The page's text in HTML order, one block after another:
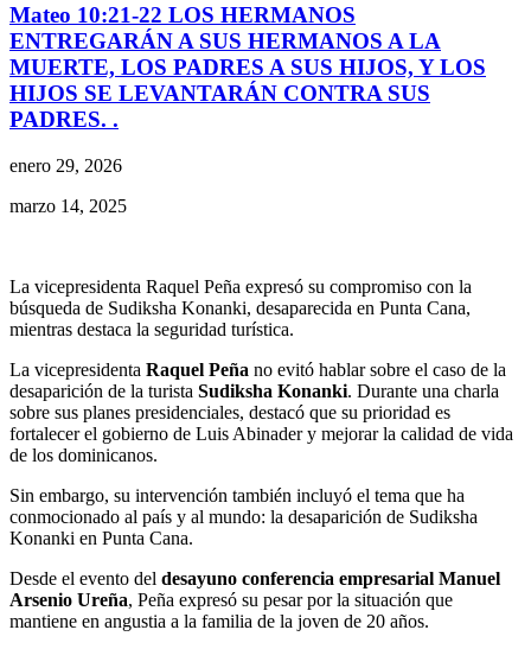
Mateo 10:21-22 LOS HERMANOS
ENTREGARÁN A SUS HERMANOS A LA
MUERTE, LOS PADRES A SUS HIJOS, Y LOS
HIJOS SE LEVANTARÁN CONTRA SUS
PADRES. .
enero 29, 2026
marzo 14, 2025
La vicepresidenta Raquel Peña expresó su compromiso con la
búsqueda de Sudiksha Konanki, desaparecida en Punta Cana,
mientras destaca la seguridad turística.
La vicepresidenta Raquel Peña no evitó hablar sobre el caso de la
desaparición de la turista Sudiksha Konanki. Durante una charla
sobre sus planes presidenciales, destacó que su prioridad es
fortalecer el gobierno de Luis Abinader y mejorar la calidad de vida
de los dominicanos.
Sin embargo, su intervención también incluyó el tema que ha
conmocionado al país y al mundo: la desaparición de Sudiksha
Konanki en Punta Cana.
Desde el evento del desayuno conferencia empresarial Manuel
Arsenio Ureña, Peña expresó su pesar por la situación que
mantiene en angustia a la familia de la joven de 20 años.